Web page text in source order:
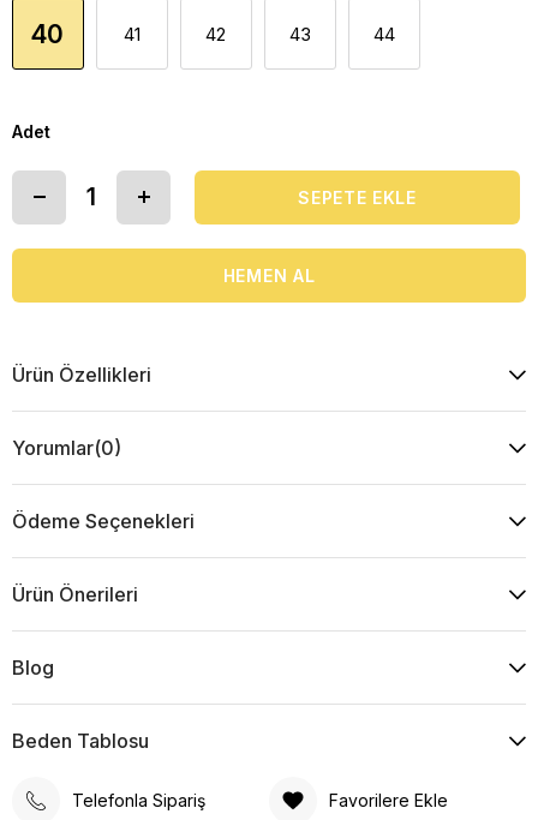
40 41 42 43 44
Adet
Ürün Özellikleri
Yorumlar(0)
Ödeme Seçenekleri
Ürün Önerileri
Blog
Beden Tablosu
Telefonla Sipariş Favorilere Ekle